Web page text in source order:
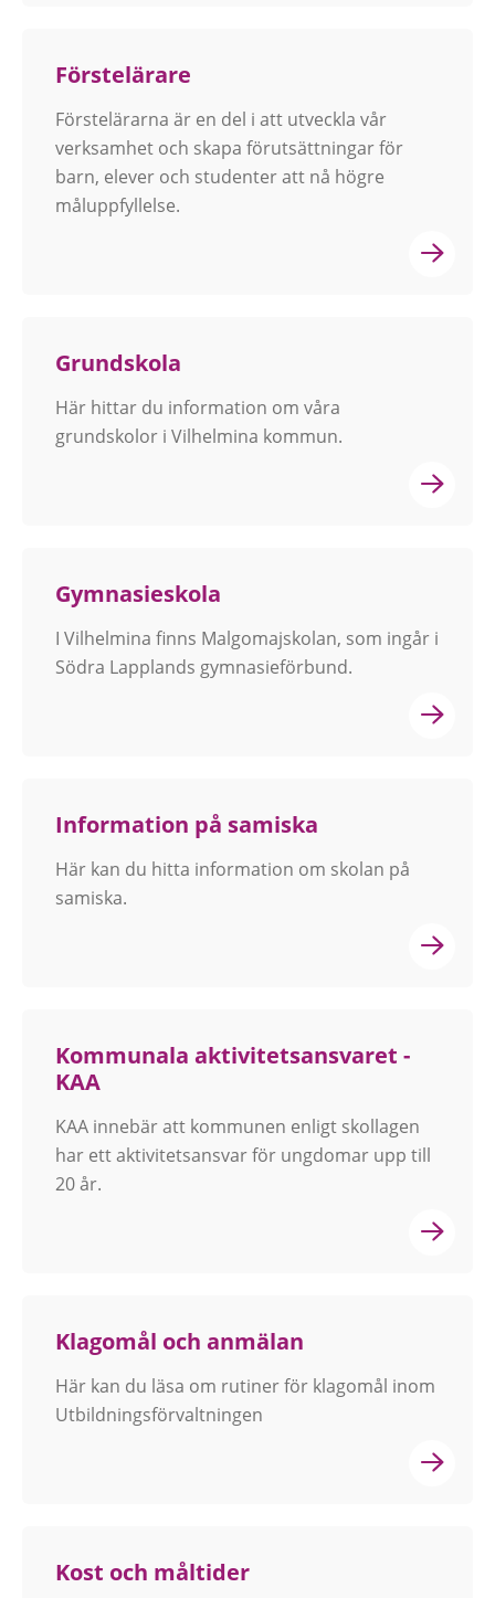
Förstelärare
Förstelärarna är en del i att utveckla vår
verksamhet och skapa förutsättningar för
barn, elever och studenter att nå högre
måluppfyllelse.
Grundskola
Här hittar du information om våra
grundskolor i Vilhelmina kommun.
Gymnasieskola
I Vilhelmina finns Malgomajskolan, som ingår i
Södra Lapplands gymnasieförbund.
Information på samiska
Här kan du hitta information om skolan på
samiska.
Kommunala aktivitetsansvaret -
KAA
KAA innebär att kommunen enligt skollagen
har ett aktivitetsansvar för ungdomar upp till
20 år.
Klagomål och anmälan
Här kan du läsa om rutiner för klagomål inom
Utbildningsförvaltningen
Kost och måltider